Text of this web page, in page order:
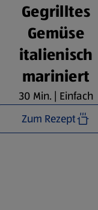
Gegrilltes
Gemüse
italienisch
mariniert
30 Min. | Einfach
Zum Rezept